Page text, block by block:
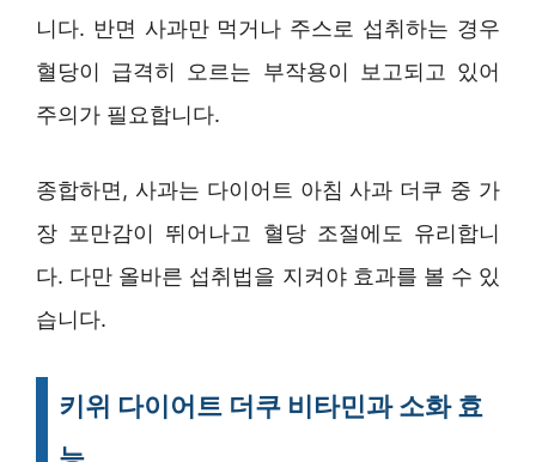
니다. 반면 사과만 먹거나 주스로 섭취하는 경우
혈당이 급격히 오르는 부작용이 보고되고 있어
주의가 필요합니다.
종합하면, 사과는 다이어트 아침 사과 더쿠 중 가
장 포만감이 뛰어나고 혈당 조절에도 유리합니
다. 다만 올바른 섭취법을 지켜야 효과를 볼 수 있
습니다.
키위 다이어트 더쿠 비타민과 소화 효